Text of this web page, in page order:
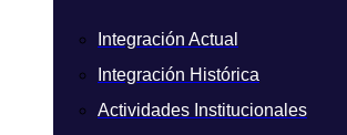
Integración Actual
Integración Histórica
Actividades Institucionales